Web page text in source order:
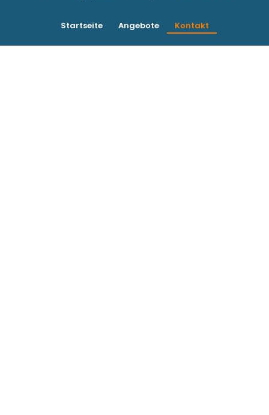
Startseite Angebote Kontakt